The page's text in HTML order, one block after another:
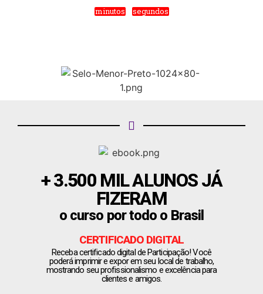
minutos segundos
+ 3.500 MIL ALUNOS JÁ
FIZERAM
o curso por todo o Brasil
CERTIFICADO DIGITAL
Receba certificado digital de Participação! Você
poderá imprimir e expor em seu local de trabalho,
mostrando seu profissionalismo e excelência para
clientes e amigos.